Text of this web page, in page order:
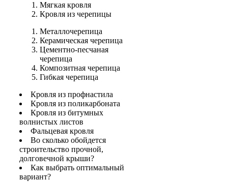
Мягкая кровля
Кровля из черепицы
Металлочерепица
Керамическая черепица
Цементно-песчаная
черепица
Композитная черепица
Гибкая черепица
Кровля из профнастила
Кровля из поликарбоната
Кровля из битумных
волнистых листов
Фальцевая кровля
Во сколько обойдется
строительство прочной,
долговечной крыши?
Как выбрать оптимальный
вариант?